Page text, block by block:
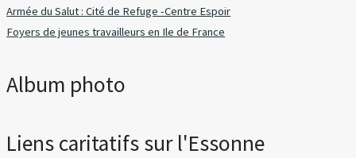
Armée du Salut : Cité de Refuge -Centre Espoir
Foyers de jeunes travailleurs en Ile de France
Album photo
Liens caritatifs sur l'Essonne